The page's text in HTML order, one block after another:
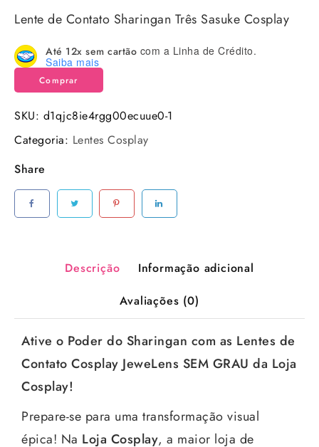
Lente de Contato Sharingan Três Sasuke Cosplay
Até 12x sem cartão com a Linha de Crédito.
Saiba mais
Comprar
SKU: d1qjc8ie4rgg00ecuue0-1
Categoria: Lentes Cosplay
Share
Descrição
Informação adicional
Avaliações (0)
Ative o Poder do Sharingan com as Lentes de
Contato Cosplay JeweLens SEM GRAU da Loja
Cosplay!
Prepare-se para uma transformação visual
épica! Na Loja Cosplay, a maior loja de